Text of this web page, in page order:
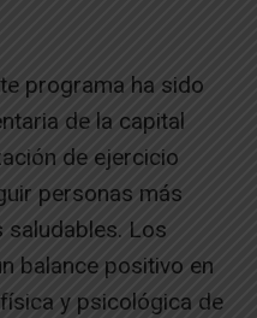
programa ha sido
de la capital
de ejercicio
personas más
saludables. Los
balance positivo en
y psicológica de